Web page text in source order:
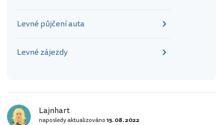
Levné půjčení auta
Levné zájezdy
Lajnhart
naposledy aktualizováno15. 08. 2022